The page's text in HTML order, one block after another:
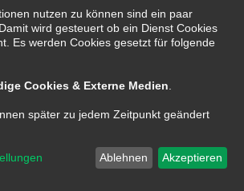
und die verwandten Regelungen, bevor du
beachte auch die jeweiligen Forenregeln,
Board bewegst.
Registrieren
nutzen zu können sind ein paar
wird gesteuert ob ein Dienst Cookies
Es werden Cookies gesetzt für folgende
Cookies & Externe Medien
später zu jedem Zeitpunkt geändert
Ablehnen Akzeptieren